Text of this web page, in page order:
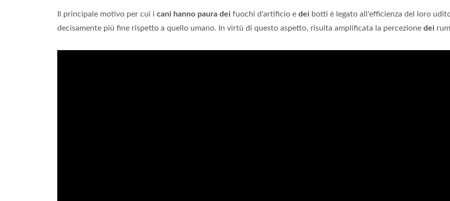
Il principale motivo per cui i cani hanno paura dei fuochi d'artificio e dei botti è legato all'efficienza del loro
decisamente più fine rispetto a quello umano. In virtù di questo aspetto, risulta amplificata la percezione dei